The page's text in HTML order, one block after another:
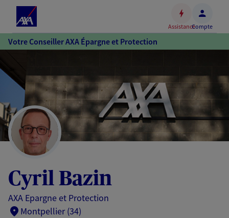
Accéder
au
Accéder
au
pied
de
page
AssistanceCompte
Votre Conseiller AXA Épargne et Protection
Cyril Bazin
AXA Epargne et Protection
Montpellier (34)